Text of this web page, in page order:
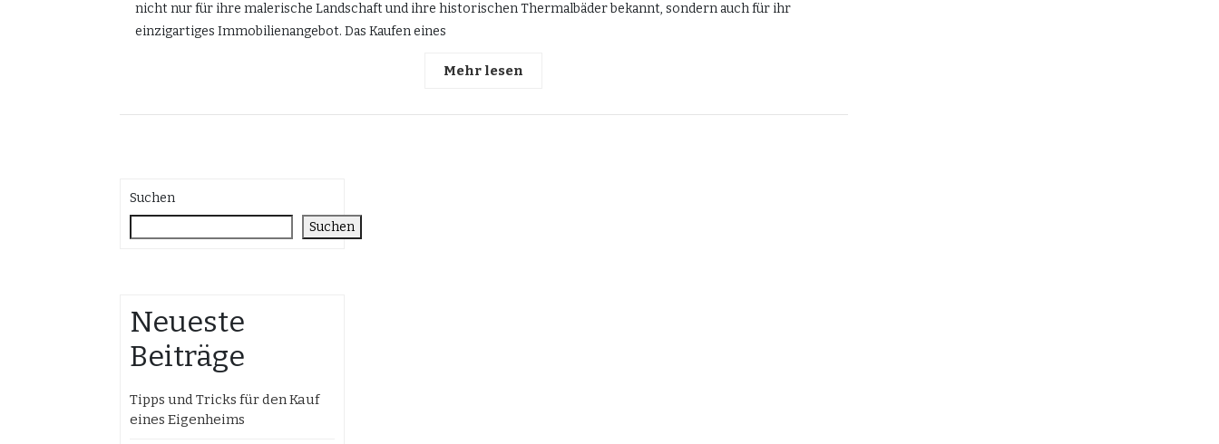
nicht nur für ihre malerische Landschaft und ihre historischen Thermalbäder bekannt, sondern auch für ihr
einzigartiges Immobilienangebot. Das Kaufen eines
Mehr lesen
Suchen
Suchen
Neueste
Beiträge
Tipps und Tricks für den Kauf
eines Eigenheims